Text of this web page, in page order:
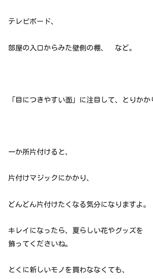
テレビボード、
部屋の入口からみた壁側の棚、 など。
「目につきやすい面」に注目して、とりかか
一か所片付けると、
片付けマジックにかかり、
どんどん片付けたくなる気分になりますよ。
キレイになったら、夏らしい花やグッズを
飾ってくださいね。
とくに新しいモノを買わななくても、